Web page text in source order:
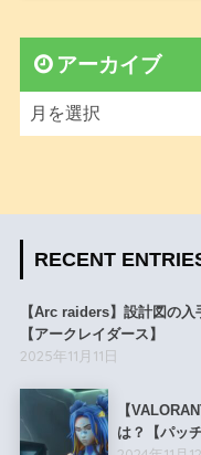
アーカイブ
RECENT
【Arc raiders】設計図の
【アークレイダース】
2025年11月11日
【
は？【パッチ